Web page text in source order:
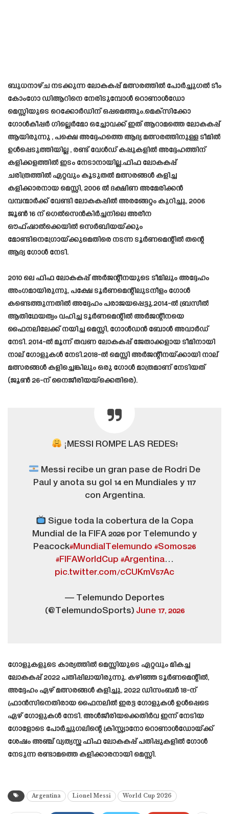
ബുധനാഴ്ച നടക്കുന്ന ലോകകപ്പ് മത്സരത്തിൽ പോർച്ചുഗൽ ടീം
കോംഗോ ഡിആറിനെ നേരിടുമ്പോൾ റൊണാൾഡോ
മെസ്സിയുടെ റെക്കോർഡിന് ഒപ്പമെത്തും.മെക്സിക്കോ
ഗോൾകീപ്പർ ഗില്ലെർമോ ഒച്ചോവക്ക് ഇത് ആറാമത്തെ ലോകകപ്പ്
ആയിരുന്നു , പക്ഷെ അദ്ദേഹത്തെ ആദ്യ മത്സരത്തിനുള്ള ടീമിൽ
ഉൾപ്പെടുത്തിയില്ല , രണ്ട് വേൾഡ് കപ്പുകളിൽ അദ്ദേഹത്തിന്
കളിക്കളത്തിൽ ഇടം നേടാനായില്ല.ഫിഫ ലോകകപ്പ്
ചരിത്രത്തിൽ ഏറ്റവും കൂടുതൽ മത്സരങ്ങൾ കളിച്ച
കളിക്കാരനായ മെസ്സി, 2006 ൽ ദക്ഷിണ അമേരിക്കൻ
വമ്പന്മാർക്ക് വേണ്ടി ലോകകപ്പിൽ അരങ്ങേറ്റം കുറിച്ചു, 2006
ജൂൺ 16 ന് ഗെൽസെൻകിർച്ചനിലെ അരീന
ഔഫ്ഷാൽക്കെയിൽ സെർബിയയ്ക്കും
മോണ്ടിനെഗ്രോയ്ക്കുമെതിരെ നടന്ന ടൂർണമെന്റിൽ തന്റെ
ആദ്യ ഗോൾ നേടി.
2010 ലെ ഫിഫ ലോകകപ്പ് അർജന്റീനയുടെ ടീമിലും അദ്ദേഹം
അംഗമായിരുന്നു, പക്ഷേ ടൂർണമെന്റിലുടനീളം ഗോൾ
കണ്ടെത്തുന്നതിൽ അദ്ദേഹം പരാജയപ്പെട്ടു.2014-ൽ ബ്രസീൽ
ആതിഥേയത്വം വഹിച്ച ടൂർണമെന്റിൽ അർജന്റീനയെ
ഫൈനലിലേക്ക് നയിച്ച മെസ്സി, ഗോൾഡൻ ബോൾ അവാർഡ്
നേടി. 2014-ൽ മൂന്ന് തവണ ലോകകപ്പ് ജേതാക്കളായ ടീമിനായി
നാല് ഗോളുകൾ നേടി.2018-ൽ മെസ്സി അർജന്റീനയ്ക്കായി നാല്
മത്സരങ്ങൾ കളിച്ചെങ്കിലും ഒരു ഗോൾ മാത്രമാണ് നേടിയത്
(ജൂൺ 26-ന് നൈജീരിയയ്‌ക്കെതിരെ).
¡MESSI ROMPE LAS REDES!
Messi recibe un gran pase de Rodri De
Paul y anota su gol 14 en Mundiales y 117
con Argentina.
Sigue toda la cobertura de la Copa
Mundial de la FIFA 2026 por Telemundo y
Peacock#MundialTelemundo #Somos26
#FIFAWorldCup #Argentina…
pic.twitter.com/cCUKmV57Ac
— Telemundo Deportes
(@TelemundoSports) June 17, 2026
ഗോളുകളുടെ കാര്യത്തിൽ മെസ്സിയുടെ ഏറ്റവും മികച്ച
ലോകകപ്പ് 2022 പതിപ്പിലായിരുന്നു. കഴിഞ്ഞ ടൂർണമെന്റിൽ,
അദ്ദേഹം ഏഴ് മത്സരങ്ങൾ കളിച്ചു, 2022 ഡിസംബർ 18-ന്
ഫ്രാൻസിനെതിരായ ഫൈനലിൽ ഇരട്ട ഗോളുകൾ ഉൾപ്പെടെ
ഏഴ് ഗോളുകൾ നേടി. അൾജീരിയക്കെതിർവ ഇന്ന് നേടിയ
ഗോളോടെ പോർച്ചുഗലിന്റെ ക്രിസ്റ്റ്യാനോ റൊണാൾഡോയ്ക്ക്
ശേഷം അഞ്ച് വ്യത്യസ്ത ഫിഫ ലോകകപ്പ് പതിപ്പുകളിൽ ഗോൾ
നേടുന്ന രണ്ടാമത്തെ കളിക്കാരനായി മെസ്സി.
Argentina Lionel Messi World Cup 2026